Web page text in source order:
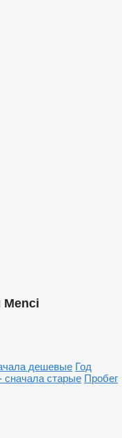
дешевые Год
сначала старые Пробег